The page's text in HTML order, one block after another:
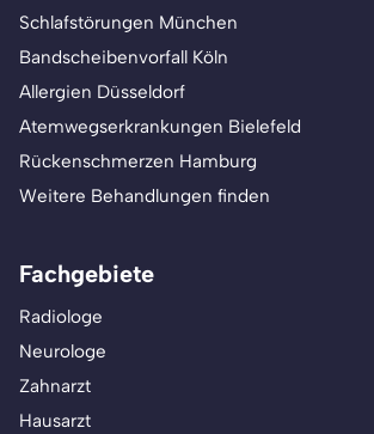
Schlafstörungen München
Bandscheibenvorfall Köln
Allergien Düsseldorf
Atemwegserkrankungen Bielefeld
Rückenschmerzen Hamburg
Weitere Behandlungen finden
Fachgebiete
Radiologe
Neurologe
Zahnarzt
Hausarzt